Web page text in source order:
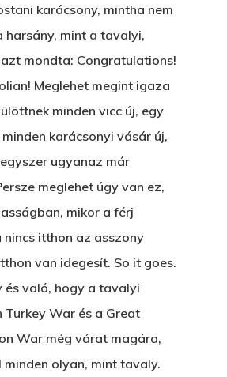
karácsony, mintha nem
harsány, mint a tavalyi,
mondta: Congratulations!
Meglehet megint igaza
minden vicc új, egy
karácsonyi vásár új,
ugyanaz már
meglehet úgy van ez,
mikor a férj
nincs itthon az asszony
van idegesít. So it goes.
és való, hogy a tavalyi
Turkey War és a Great
War még várat magára,
minden olyan, mint tavaly.